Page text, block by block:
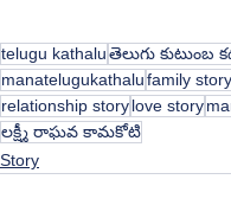
telugu kathaluతెలుగు కుటుంబ
manatelugukathalufamily story
relationship storylove story
లక్ష్మీ రాఘవ కామకోటి
Story